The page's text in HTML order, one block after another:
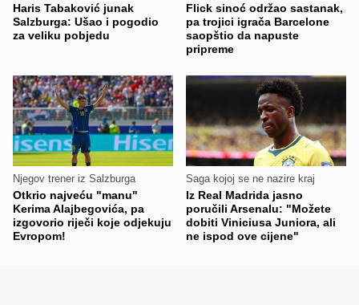
Haris Tabaković junak
Salzburga: Ušao i pogodio
za veliku pobjedu
Flick sinoć održao sastanak,
pa trojici igrača Barcelone
saopštio da napuste
pripreme
Njegov trener iz Salzburga
Otkrio najveću "manu"
Kerima Alajbegovića, pa
izgovorio riječi koje odjekuju
Evropom!
Saga kojoj se ne nazire kraj
Iz Real Madrida jasno
poručili Arsenalu: "Možete
dobiti Viniciusa Juniora, ali
ne ispod ove cijene"